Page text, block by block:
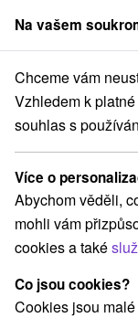
člen skupinySorger
na Slovensku
Ubytování
Kategorie
Všechny kategorie
Vyberte
Na vašem
Chceme vám
Vzhledem k
souhlas s
Více o
Abychom věděli,
mohli vám
cookies a také
Co jsou cookies?
Cookies jsou